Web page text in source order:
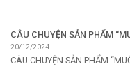
CÂU CHUYỆN SẢN PHẨM
20/12/2024
CÂU CHUYỆN SẢN PHẨM